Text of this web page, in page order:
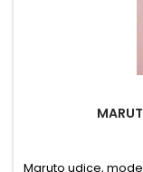
Maruto udice,